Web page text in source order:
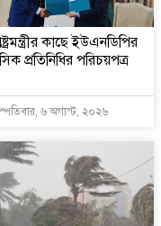
কা‌ছে ইউএনডিপির
প্রতিনিধির পরিচয়পত্র
৬ অগাস্ট, ২০২৬